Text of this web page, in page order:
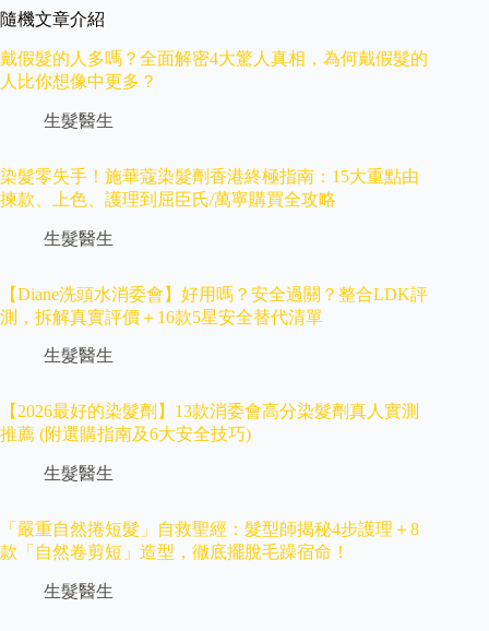
隨機文章介紹
戴假髮的人多嗎？全面解密4大驚人真相，為何戴假髮的
人比你想像中更多？
生髮醫生
染髮零失手！施華蔻染髮劑香港終極指南：15大重點由
揀款、上色、護理到屈臣氏/萬寧購買全攻略
生髮醫生
【Diane洗頭水消委會】好用嗎？安全過關？整合LDK評
測，拆解真實評價＋16款5星安全替代清單
生髮醫生
【2026最好的染髮劑】13款消委會高分染髮劑真人實測
推薦 (附選購指南及6大安全技巧)
生髮醫生
「嚴重自然捲短髮」自救聖經：髮型師揭秘4步護理＋8
款「自然卷剪短」造型，徹底擺脫毛躁宿命！
生髮醫生